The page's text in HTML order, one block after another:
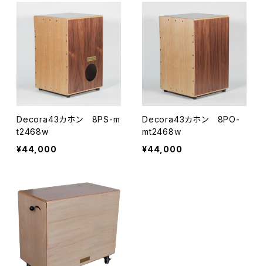
Decora43カホン 8PS-m
t2468w
¥44,000
Decora43カホン 8PO-
mt2468w
¥44,000